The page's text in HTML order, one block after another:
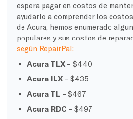
espera pagar en costos de
ayudarlo a comprender los
de Acura, hemos enumerado
populares y sus costos de
según RepairPal:
Acura TLX – $440
Acura ILX – $435
Acura TL – $467
Acura RDC – $497